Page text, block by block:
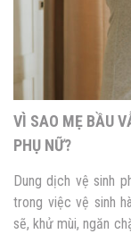
VÌ SAO MẸ BẦU
PHỤ NỮ?
Dung dịch vệ sinh
trong việc vệ sinh
sẽ, khử mùi, ngăn